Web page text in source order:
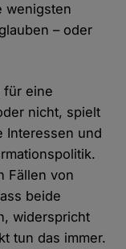
wenigsten
– oder
für eine
nicht, spielt
Interessen und
Fällen von
beide
widerspricht
tun das immer.